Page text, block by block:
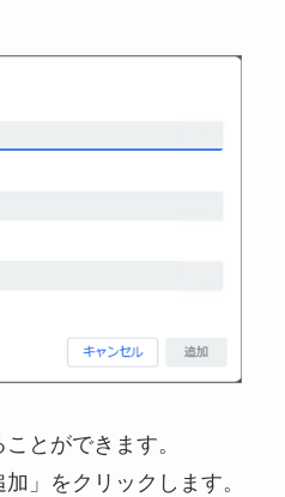
とができます。
」をクリックします。